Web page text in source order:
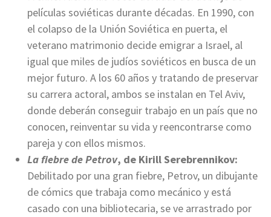
películas soviéticas durante décadas. En 1990, con
el colapso de la Unión Soviética en puerta, el
veterano matrimonio decide emigrar a Israel, al
igual que miles de judíos soviéticos en busca de un
mejor futuro. A los 60 años y tratando de preservar
su carrera actoral, ambos se instalan en Tel Aviv,
donde deberán conseguir trabajo en un país que no
conocen, reinventar su vida y reencontrarse como
pareja y con ellos mismos.
La fiebre de Petrov, de Kirill Serebrennikov:
Debilitado por una gran fiebre, Petrov, un dibujante
de cómics que trabaja como mecánico y está
casado con una bibliotecaria, se ve arrastrado por